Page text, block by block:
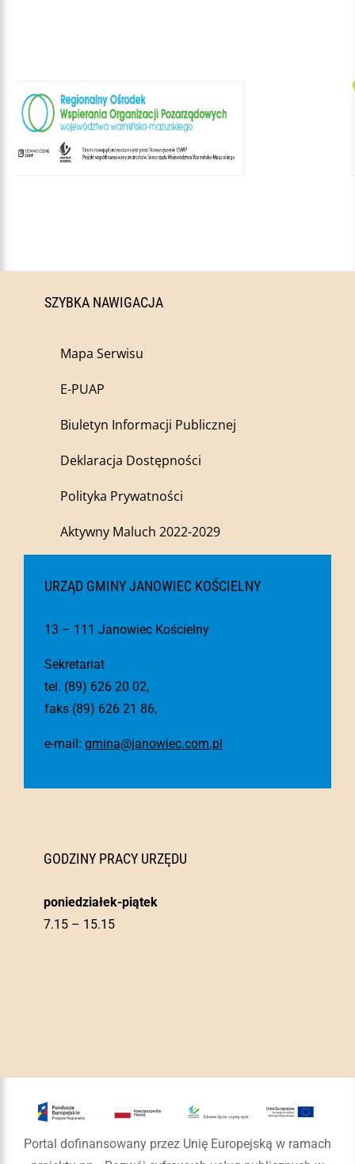
SZYBKA NAWIGACJA
Mapa Serwisu
E-PUAP
Biuletyn Informacji Publicznej
Deklaracja Dostępności
Polityka Prywatności
Aktywny Maluch 2022-2029
URZĄD GMINY JANOWIEC KOŚCIELNY
13 – 111 Janowiec Kościelny
Sekretariat
tel. (89) 626 20 02,
faks (89) 626 21 86,
e-mail: gmina@janowiec.com.pl
GODZINY PRACY URZĘDU
poniedziałek-piątek
7.15 – 15.15
Portal dofinansowany przez Unię Europejską w ramach